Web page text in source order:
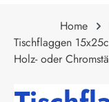
Home
Tischflaggen
Holz- oder